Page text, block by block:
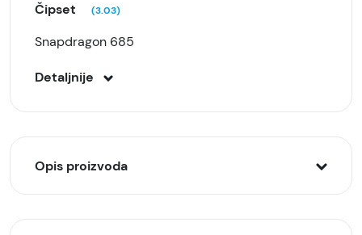
Čipset (3.03)
Snapdragon 685
Detaljnije
Opis proizvoda